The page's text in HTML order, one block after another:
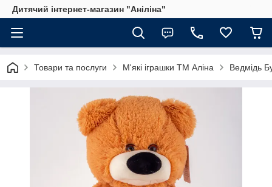
Дитячий інтернет-магазин "Аніліна"
Товари та послуги М'які іграшки ТМ Аліна Ведмідь